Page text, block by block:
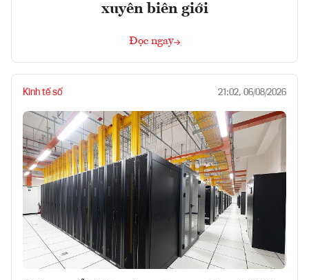
xuyên biên giới
Đọc ngay
Kinh tế số 21:02, 06/08/2026